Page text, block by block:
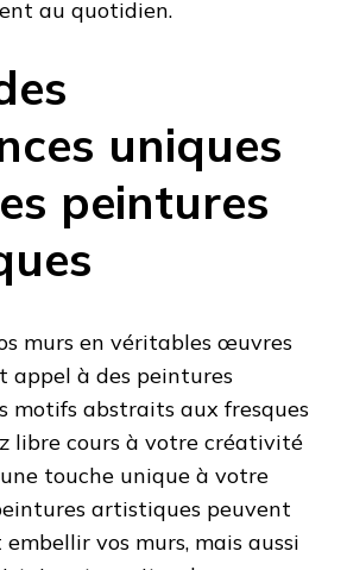
au quotidien.
uniques
peintures
murs en véritables œuvres
appel à des peintures
motifs abstraits aux fresques
libre cours à votre créativité
touche unique à votre
artistiques peuvent
vos murs, mais aussi